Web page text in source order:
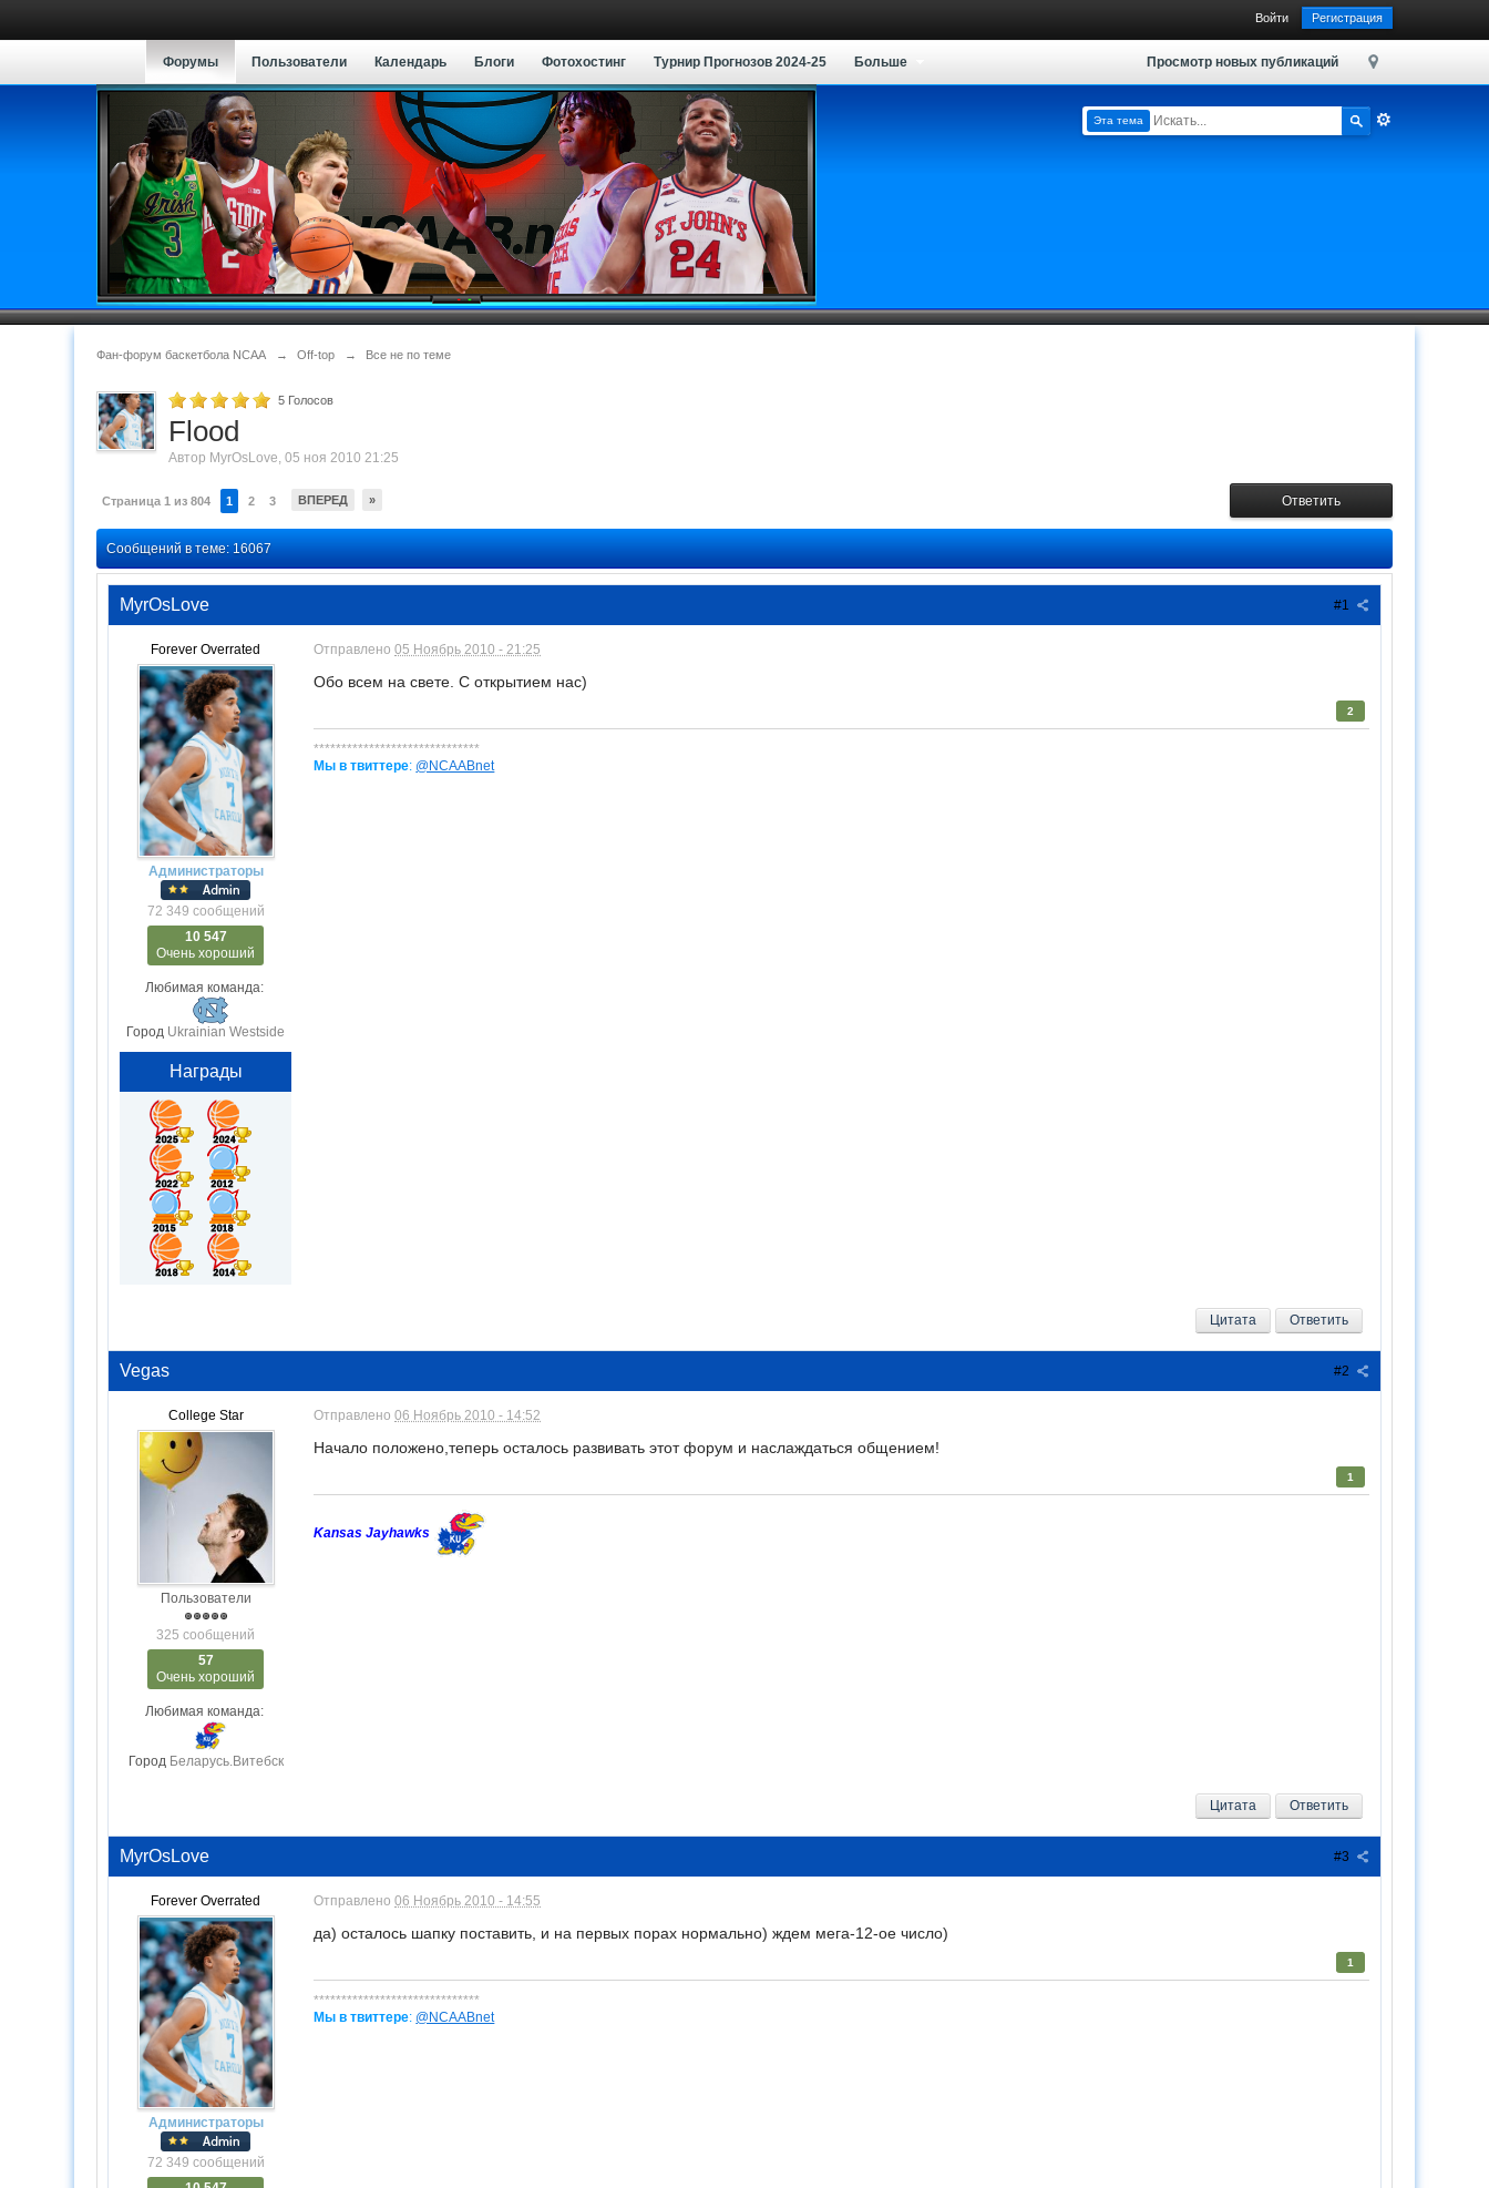
Войти Регистрация
Просмотр новых публикаций
Форумы Пользователи Календарь Блоги Фотохостинг Турнир Прогнозов 2024-25 Больше
Эта тема
Фан-форум баскетбола NCAA → Off-top → Все не по теме
5 Голосов
Flood
Автор MyrOsLove,05 ноя 2010 21:25
Страница 1 из 804 1 2 3 ВПЕРЕД » Ответить
Сообщений в теме: 16067
#1
MyrOsLove
Forever Overrated
Администраторы
72 349 сообщений
10 547
Очень хороший
Любимая команда:
Город Ukrainian Westside
Награды
Отправлено05 Ноябрь 2010 - 21:25
Обо всем на свете. С открытием нас)
2
******************************
Мы в твиттере: @NCAABnet
Ответить
Цитата
#2
Vegas
College Star
Пользователи
325 сообщений
57
Очень хороший
Любимая команда:
Город Беларусь.Витебск
Отправлено06 Ноябрь 2010 - 14:52
Начало положено,теперь осталось развивать этот форум и наслаждаться общением!
1
Kansas Jayhawks
Ответить
Цитата
#3
MyrOsLove
Forever Overrated
Администраторы
72 349 сообщений
Отправлено06 Ноябрь 2010 - 14:55
да) осталось шапку поставить, и на первых порах нормально) ждем мега-12-ое число)
1
******************************
Мы в твиттере: @NCAABnet